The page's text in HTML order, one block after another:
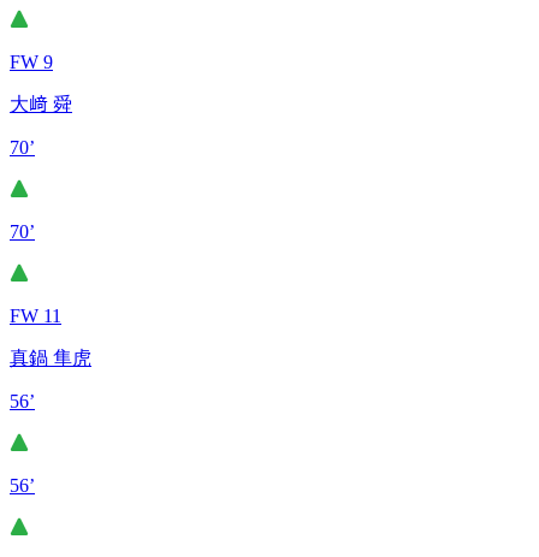
FW 9
大﨑 舜
70’
70’
FW 11
真鍋 隼虎
56’
56’